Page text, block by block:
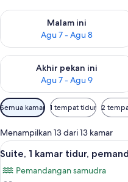
Malam ini
Agu 7 - Agu 8
Periksa ketersediaan untuk
Akhir pekan ini
Agu 7 - Agu 9
Periksa ketersediaan untuk
Filter
tersedia
untuk
kamar
Semua kamar 1 tempat tidur 2
Menampilkan 13 dari 13 kamar
Lihat
semua
foto
11
Suite, 1 kamar tidur,
Pemandangan samudra